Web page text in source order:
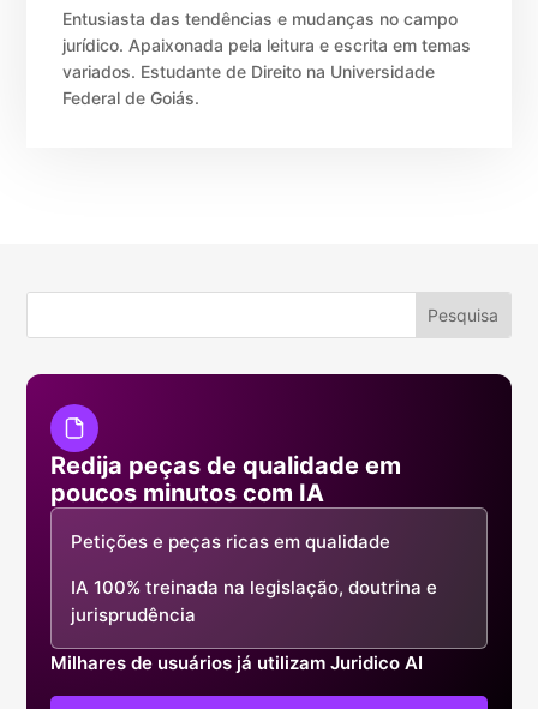
Entusiasta das tendências e mudanças no campo
jurídico. Apaixonada pela leitura e escrita em temas
variados. Estudante de Direito na Universidade
Federal de Goiás.
Redija peças de qualidade em
poucos minutos com IA
Petições e peças ricas em qualidade
IA 100% treinada na legislação, doutrina e
jurisprudência
Milhares de usuários já utilizam Juridico AI